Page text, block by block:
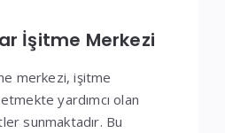
İşitme Merkezi
merkezi, işitme
yardımcı olan
sunmaktadır. Bu